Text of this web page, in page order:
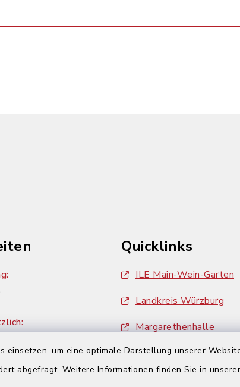
um eine optimale Darstellung unserer
abgefragt. Weitere Informationen finden Sie in
Quicklinks
ILE Main-Wein-Garten
Landkreis Würzburg
Margarethenhalle
ZweiUferLand